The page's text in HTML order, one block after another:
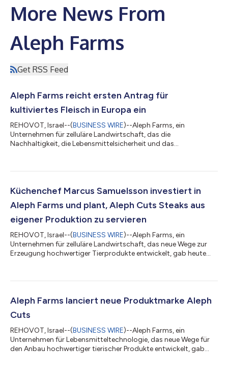
More News From
Aleph Farms
Get RSS Feed
Aleph Farms reicht ersten Antrag für
kultiviertes Fleisch in Europa ein
REHOVOT, Israel--(BUSINESS WIRE)--Aleph Farms, ein
Unternehmen für zelluläre Landwirtschaft, das die
Nachhaltigkeit, die Lebensmittelsicherheit und das
Zulassung beim schweizerischen Bundesamt für
weltweit ersten kultivierten Rindersteaks unter der Marke Aleph
Küchenchef Marcus Samuelsson investiert in
Aleph Farms und plant, Aleph Cuts Steaks aus
eigener Produktion zu servieren
REHOVOT, Israel--(BUSINESS WIRE)--Aleph Farms, ein
Unternehmen für zelluläre Landwirtschaft, das neue Wege zur
Erzeugung hochwertiger Tierprodukte entwickelt, gab heute
Während eines Großteils seines Aufstiegs als Starkoch, der 13
der New York Times sowie als Fernsehpersönlichkeit bekannt
wurde, hat Samuelsson seinen...
Aleph Farms lanciert neue Produktmarke Aleph
Cuts
REHOVOT, Israel--(BUSINESS WIRE)--Aleph Farms, ein
Unternehmen für Lebensmitteltechnologie, das neue Wege für
den Anbau hochwertiger tierischer Produkte entwickelt, gab